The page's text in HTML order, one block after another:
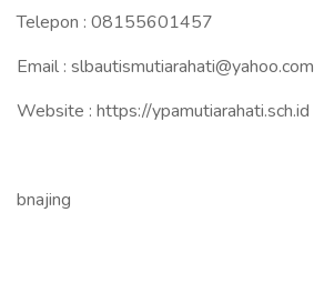
Telepon : 08155601457
Email : slbautismutiarahati@yahoo.com
Website : https://ypamutiarahati.sch.id
bnajing